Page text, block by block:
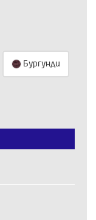
Бургунди